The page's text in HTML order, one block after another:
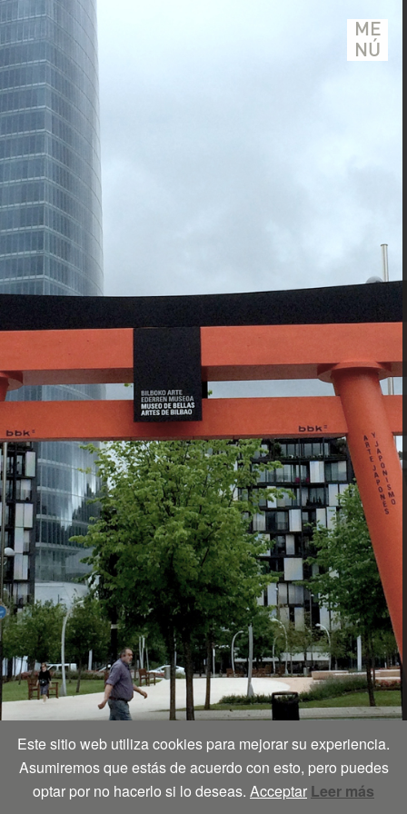
ME
NÚ
Este sitio web utiliza cookies para mejorar su experiencia.
Asumiremos que estás de acuerdo con esto, pero puedes
optar por no hacerlo si lo deseas. Acceptar Leer más